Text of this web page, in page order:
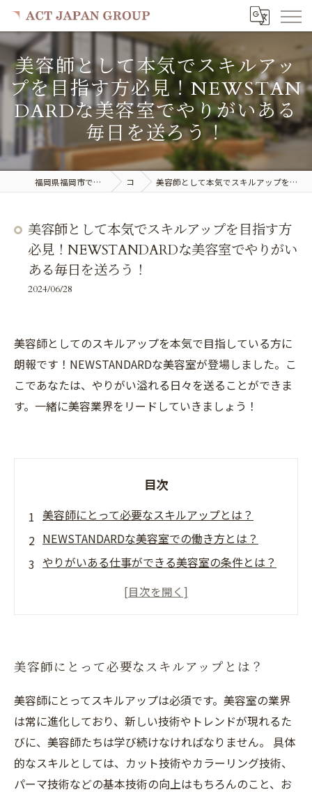
美容師として本気でスキルアッ
プを目指す方必見！NEWSTAN
DARDな美容室でやりがいある
毎日を送ろう！
福岡県福岡市で美容室の求人ならACT JAPAN GROUP コラム 美容師として本気でスキルアップを目指す方必見！NEWSTANDARDな美容室でやりがいある毎日を送ろう！
美容師として本気でスキルアップを目指す方
必見！NEWSTANDARDな美容室でやりがい
ある毎日を送ろう！
2024/06/28
美容師としてのスキルアップを本気で目指している方に
朗報です！NEWSTANDARDな美容室が登場しました。こ
こであなたは、やりがい溢れる日々を送ることができま
す。一緒に美容業界をリードしていきましょう！
目次
美容師にとって必要なスキルアップとは？
NEWSTANDARDな美容室での働き方とは？
やりがいある仕事ができる美容室の条件とは？
美容師としてのキャリアアップを目指すなら、
身につけよう！
美容師にとって必要なスキルアップとは？
美容師にとってスキルアップは必須です。美容室の業界
は常に進化しており、新しい技術やトレンドが現れるた
びに、美容師たちは学び続けなければなりません。 具体
的なスキルとしては、カット技術やカラーリング技術、
パーマ技術などの基本技術の向上はもちろんのこと、お